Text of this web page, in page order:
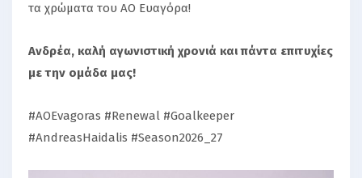
τα χρώματα του ΑΟ Ευαγόρα!
Ανδρέα, καλή αγωνιστική χρονιά και πάντα επιτυχίες
με την ομάδα μας!
#AOEvagoras #Renewal #Goalkeeper
#AndreasHaidalis #Season2026_27